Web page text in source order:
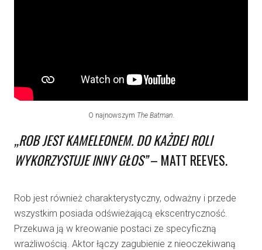
O najnowszym The Batman.
„ROB JEST KAMELEONEM. DO KAŻDEJ ROLI
WYKORZYSTUJE INNY GŁOS”– MATT REEVES.
Rob jest również charakterystyczny, odważny i przede
wszystkim posiada odświeżającą ekscentryczność.
Przekuwa ją w kreowanie postaci ze specyficzną
wrażliwością. Aktor łączy zagubienie z nieoczekiwaną